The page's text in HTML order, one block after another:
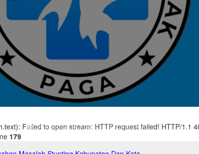
Failed to open stream: HTTP request failed! HTTP/1.1
179